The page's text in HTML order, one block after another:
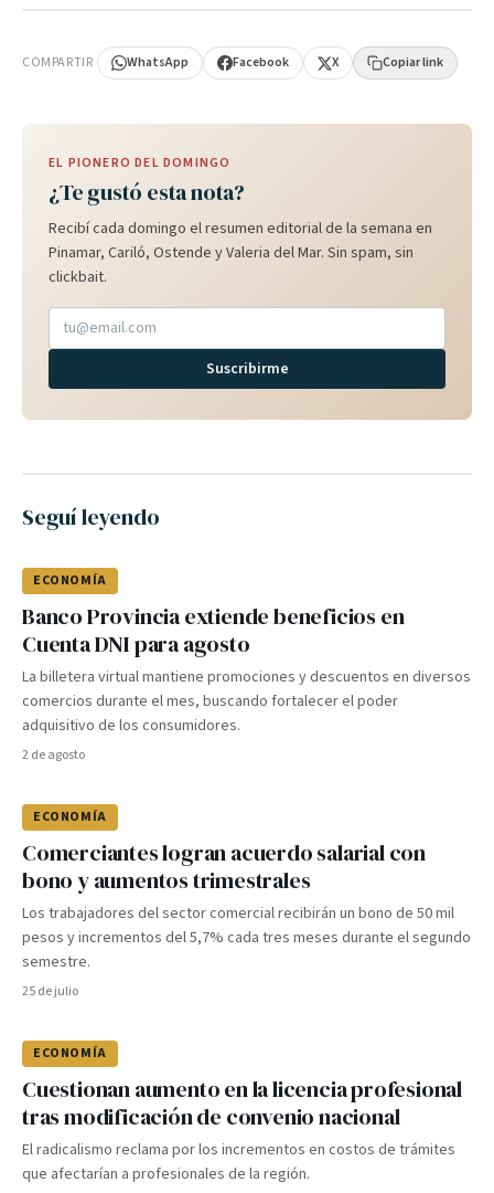
COMPARTIR WhatsApp Facebook X Copiar link
EL PIONERO DEL DOMINGO
¿Te gustó esta nota?
Recibí cada domingo el resumen editorial de la semana en
Pinamar, Cariló, Ostende y Valeria del Mar. Sin spam, sin
clickbait.
Suscribirme
Seguí leyendo
ECONOMÍA
Banco Provincia extiende beneficios en
Cuenta DNI para agosto
La billetera virtual mantiene promociones y descuentos en diversos
comercios durante el mes, buscando fortalecer el poder
adquisitivo de los consumidores.
2 de agosto
ECONOMÍA
Comerciantes logran acuerdo salarial con
bono y aumentos trimestrales
Los trabajadores del sector comercial recibirán un bono de 50 mil
pesos y incrementos del 5,7% cada tres meses durante el segundo
semestre.
25 de julio
ECONOMÍA
Cuestionan aumento en la licencia profesional
tras modificación de convenio nacional
El radicalismo reclama por los incrementos en costos de trámites
que afectarían a profesionales de la región.